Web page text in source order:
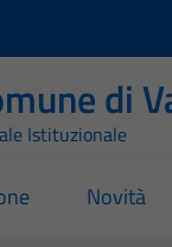
di
Istituzionale
Novità